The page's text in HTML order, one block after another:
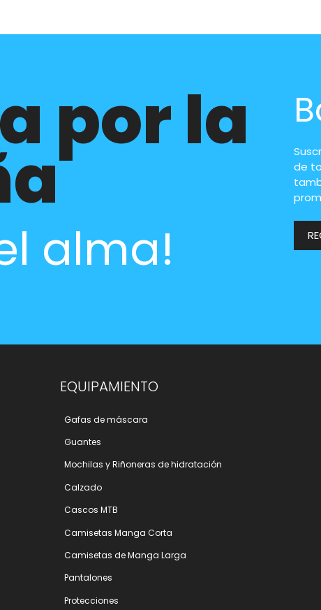
por la
alma!
de
EQUIPAMIENTO
Gafas de máscara
Guantes
Mochilas y Riñoneras de hidratación
Calzado
Cascos MTB
Camisetas Manga Corta
Camisetas de Manga Larga
Pantalones
Protecciones